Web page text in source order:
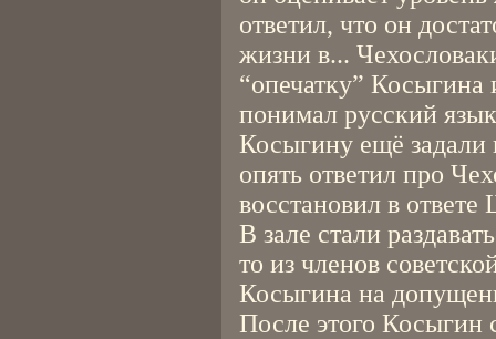
ответил, что он
жизни в...
“опечатку”
понимал русский
Косыгину ещё
опять ответил про
восстановил в
В зале стали
то из членов
Косыгина на
После этого Косыгин